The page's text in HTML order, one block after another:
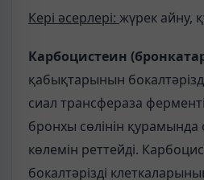
Кері әсерлері: жүрек айну,
Карбоцистеин
қабықтарынын
сиал трансфераза
бронхы сөлінін қурамында
көлемін реттейді.
бокалтәрізді